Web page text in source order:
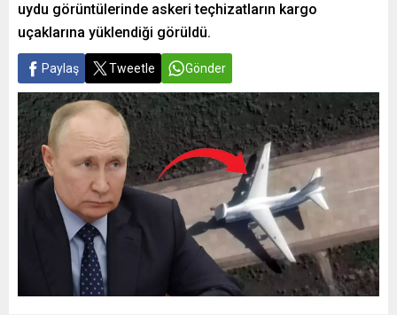
uydu görüntülerinde askeri teçhizatların kargo
uçaklarına yüklendiği görüldü.
Paylaş Tweetle Gönder